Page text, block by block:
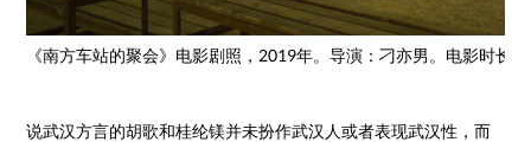
《南方车站的聚会》电影剧照，2019年。导演：刁亦男。电影时长
说武汉方言的胡歌和桂纶镁并未扮作武汉人或者表现武汉性，而